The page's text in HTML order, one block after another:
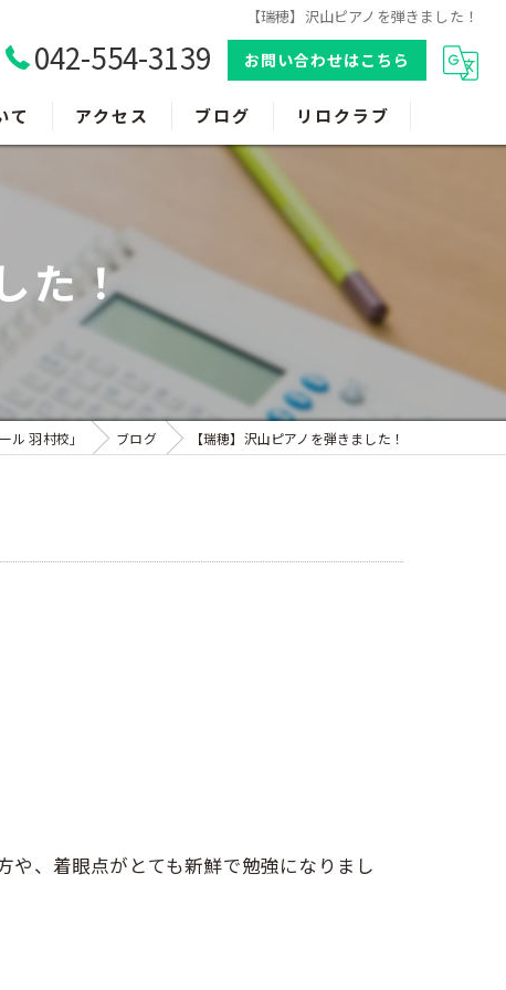
【瑞穂】沢山ピアノを弾きました！
042-554-3139 お問い合わせはこちら
て アクセス ブログ リロクラブ
た！
羽村校」 ブログ 【瑞穂】沢山ピアノを弾きました！
、着眼点がとても新鮮で勉強になりまし